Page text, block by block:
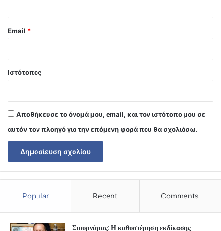
Email *
Ιστότοπος
Αποθήκευσε το όνομά μου, email, και τον ιστότοπο μου σε
αυτόν τον πλοηγό για την επόμενη φορά που θα σχολιάσω.
Popular Recent Comments
Στουρνάρας: Η καθυστέρηση εκδίκασης